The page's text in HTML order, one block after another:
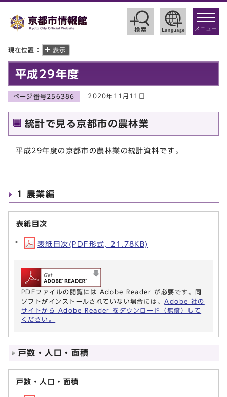
toggle
メニュー
現在位置： 表示
平成29年度
ページ番号256386 2020年11月11日
統計で見る京都市の農林業
平成29年度の京都市の農林業の統計資料です。
1 農業編
表紙目次
表紙目次(PDF形式, 21.78KB)
PDFファイルの閲覧には Adobe Reader が必要です。同
ソフトがインストールされていない場合には、 Adobe 社の
サイトから Adobe Reader をダウンロード（無償）して
ください。
戸数・人口・面積
戸数・人口・面積